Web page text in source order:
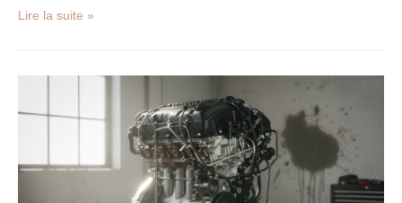
Lire la suite »